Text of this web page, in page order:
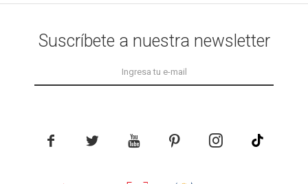
Suscríbete a nuestra newsletter
    